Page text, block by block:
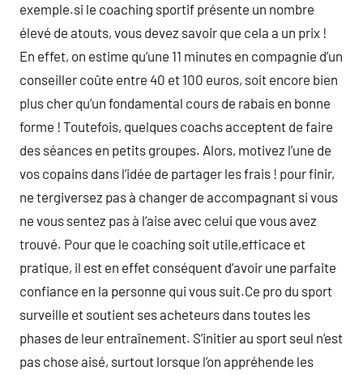
exemple.si le coaching sportif présente un nombre
élevé de atouts, vous devez savoir que cela a un prix !
En effet, on estime qu’une 11 minutes en compagnie d’un
conseiller coûte entre 40 et 100 euros, soit encore bien
plus cher qu’un fondamental cours de rabais en bonne
forme ! Toutefois, quelques coachs acceptent de faire
des séances en petits groupes. Alors, motivez l’une de
vos copains dans l’idée de partager les frais ! pour finir,
ne tergiversez pas à changer de accompagnant si vous
ne vous sentez pas à l’aise avec celui que vous avez
trouvé. Pour que le coaching soit utile,efficace et
pratique, il est en effet conséquent d’avoir une parfaite
confiance en la personne qui vous suit.Ce pro du sport
surveille et soutient ses acheteurs dans toutes les
phases de leur entraînement. S’initier au sport seul n’est
pas chose aisé, surtout lorsque l’on appréhende les